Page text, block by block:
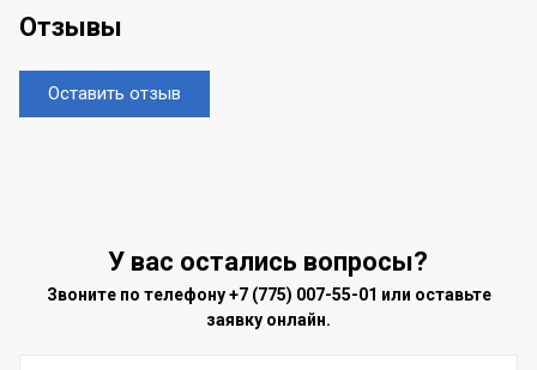
Отзывы
Оставить отзыв
У вас остались вопросы?
Звоните по телефону+7 (775) 007-55-01 или оставьте
заявку онлайн.